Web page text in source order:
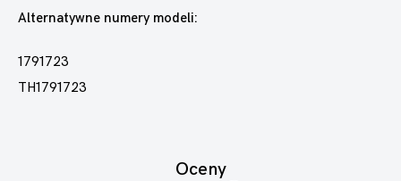
Alternatywne numery modeli:
1791723
TH1791723
Oceny